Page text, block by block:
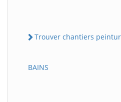
Trouver chantiers
BAINS